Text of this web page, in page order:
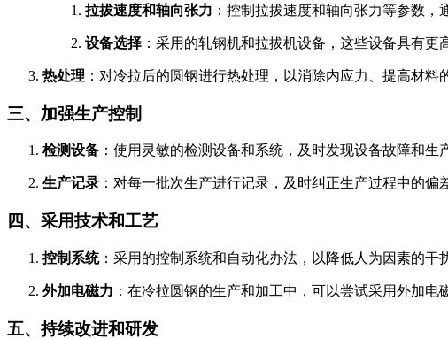
1. 拉拔速度和轴向张力 ：控制拉拔速度和轴向张力等参数
2. 设备选择 ：采用的轧钢机和拉拔机设备，这些设备具有
3. 热处理 ：对冷拉后的圆钢进行热处理，以消除内应力、提高材
三、加强生产控制
1. 检测设备 ：使用灵敏的检测设备和系统，及时发现设备故障和
2. 生产记录 ：对每一批次生产进行记录，及时纠正生产过程中的
四、采用技术和工艺
1. 控制系统：采用的控制系统和自动化办法，以降低人为因素的干
2. 外加电磁力 ：在冷拉圆钢的生产和加工中，可以尝试采用外加
五、持续改进和研发